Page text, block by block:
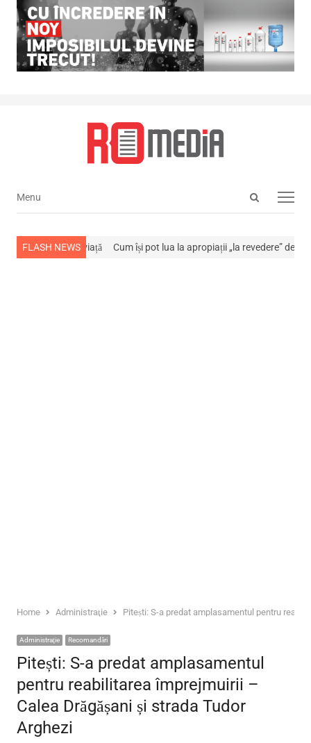
Open
Menu
Menu
FLASH NEWS
a stins din viață Cum își pot lua la apropiații „la revedere” de la…
Home Administraţie Pitești: S-a predat amplasamentul pentru
Administraţie Recomandări
Pitești: S-a predat amplasamentul
pentru reabilitarea împrejmuirii –
Calea Drăgășani și strada Tudor
Arghezi